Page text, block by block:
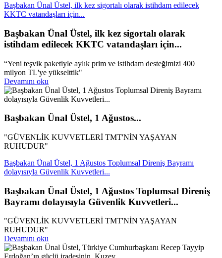
Başbakan Ünal Üstel, ilk kez sigortalı olarak istihdam edilecek
KKTC vatandaşları için...
Başbakan Ünal Üstel, ilk kez sigortalı olarak
istihdam edilecek KKTC vatandaşları için...
“Yeni teşvik paketiyle aylık prim ve istihdam desteğimizi 400
milyon TL'ye yükselttik"
Devamını oku
Başbakan Ünal Üstel, 1 Ağustos...
"GÜVENLİK KUVVETLERİ TMT'NİN YAŞAYAN
RUHUDUR"
Başbakan Ünal Üstel, 1 Ağustos Toplumsal Direniş Bayramı
dolayısıyla Güvenlik Kuvvetleri...
Başbakan Ünal Üstel, 1 Ağustos Toplumsal Direniş
Bayramı dolayısıyla Güvenlik Kuvvetleri...
"GÜVENLİK KUVVETLERİ TMT'NİN YAŞAYAN
RUHUDUR"
Devamını oku